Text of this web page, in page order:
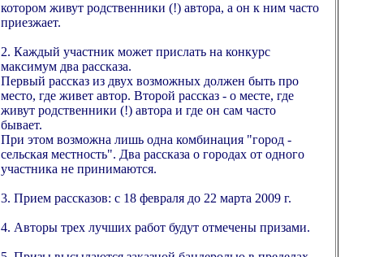
котором живут родственники (!) автора, а он к ним часто
приезжает.
2. Каждый участник может прислать на конкурс
максимум два рассказа.
Первый рассказ из двух возможных должен быть про
место, где живет автор. Второй рассказ - о месте, где
живут родственники (!) автора и где он сам часто
бывает.
При этом возможна лишь одна комбинация "город -
сельская местность". Два рассказа о городах от одного
участника не принимаются.
3. Прием рассказов: с 18 февраля до 22 марта 2009 г.
4. Авторы трех лучших работ будут отмечены призами.